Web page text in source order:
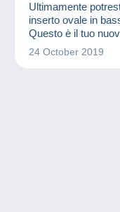
Ultimamente
inserto ovale in
Questo è il tuo
24 October 2019